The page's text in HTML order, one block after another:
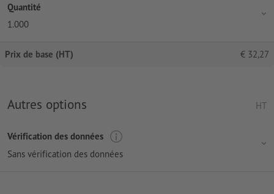
Quantité
1.000
Prix de base (HT) € 32,27
Autres options HT
Vérification des données
Sans vérification des données